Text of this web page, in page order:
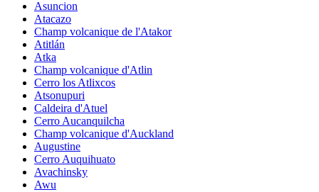
Asuncion
Atacazo
Champ volcanique de l'Atakor
Atitlán
Atka
Champ volcanique d'Atlin
Cerro los Atlixcos
Atsonupuri
Caldeira d'Atuel
Cerro Aucanquilcha
Champ volcanique d'Auckland
Augustine
Cerro Auquihuato
Avachinsky
Awu